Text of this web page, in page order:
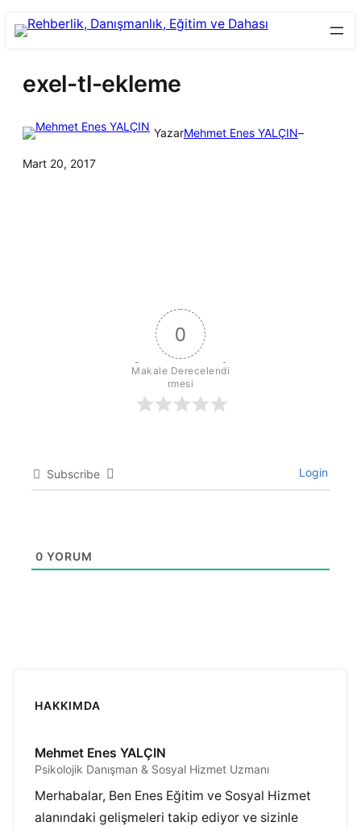
İçeriğe
Skip
exel-tl-ekleme
YazarMehmet Enes YALÇIN–
Mart 20, 2017
0
Makale Derecelendi
rmesi
Subscribe Login
0 YORUM
HAKKIMDA
Mehmet Enes YALÇIN
Psikolojik Danışman & Sosyal Hizmet Uzmanı
Merhabalar, Ben Enes Eğitim ve Sosyal Hizmet
alanındaki gelişmeleri takip ediyor ve sizinle